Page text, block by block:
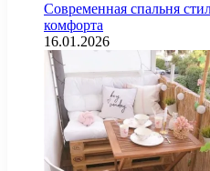
Современная спальня
комфорта
16.01.2026